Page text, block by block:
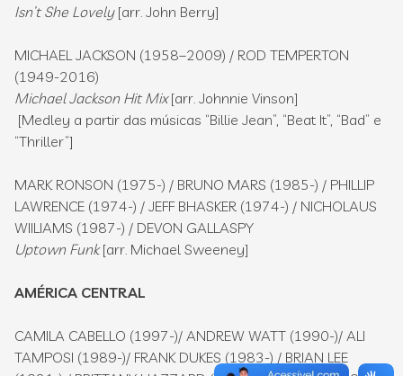
Isn’t She Lovely [arr. John Berry]
MICHAEL JACKSON (1958–2009) / ROD TEMPERTON
(1949-2016)
Michael Jackson Hit Mix[arr. Johnnie Vinson]
[Medley a partir das músicas “Billie Jean”, “Beat It”, “Bad” e
“Thriller”]
MARK RONSON (1975-) / BRUNO MARS (1985-) / PHILLIP
LAWRENCE (1974-) / JEFF BHASKER (1974-) / NICHOLAUS
WIILIAMS (1987-) / DEVON GALLASPY
Uptown Funk[arr. Michael Sweeney]
AMÉRICA CENTRAL
CAMILA CABELLO (1997-)/ ANDREW WATT (1990-)/ ALI
TAMPOSI (1989-)/ FRANK DUKES (1983-) / BRIAN LEE